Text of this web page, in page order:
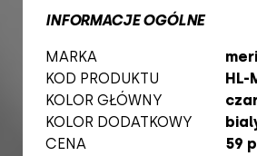
INFORMACJE OGÓLNE
MARKA
KOD PRODUKTU
HL-
KOLOR GŁÓWNY
KOLOR DODATKOWY
CENA
59